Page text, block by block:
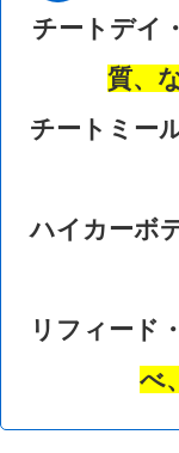
チートデイ
質、
チートミー
ハイカーボ
リフィード
べ